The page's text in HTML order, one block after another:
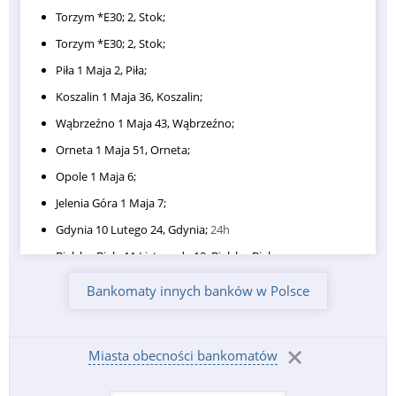
Torzym *E30; 2, Stok;
Torzym *E30; 2, Stok;
Piła 1 Maja 2, Piła;
Koszalin 1 Maja 36, Koszalin;
Wąbrzeźno 1 Maja 43, Wąbrzeźno;
Orneta 1 Maja 51, Orneta;
Opole 1 Maja 6;
Jelenia Góra 1 Maja 7;
Gdynia 10 Lutego 24, Gdynia;24h
Bielsko-Biała 11 Listopada 12, Bielsko-Biała;
Grodzisk Mazowiecki 11 Listopada 21, 05-825 Grodzisk
Mazowiecki, Polska;wtorek 08:00–18:00, środa 08:00–18:00,
Wejherowo 12 Marca 195, Wejherowo;
Bankomaty innych banków w Polsce
Miasta obecności bankomatów